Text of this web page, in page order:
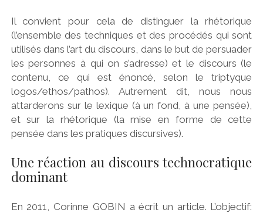
Il convient pour cela de distinguer la rhétorique
(l’ensemble des techniques et des procédés qui sont
utilisés dans l’art du discours, dans le but de persuader
les personnes à qui on s’adresse) et le discours (le
contenu, ce qui est énoncé, selon le triptyque
logos/ethos/pathos). Autrement dit, nous nous
attarderons sur le lexique (à un fond, à une pensée),
et sur la rhétorique (la mise en forme de cette
pensée dans les pratiques discursives).
Une réaction au discours technocratique
dominant
En 2011, Corinne GOBIN a écrit un article. L’objectif: